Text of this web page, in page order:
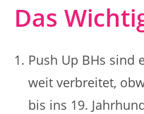
Das
Push Up BHs sind
weit verbreitet,
bis ins 19.